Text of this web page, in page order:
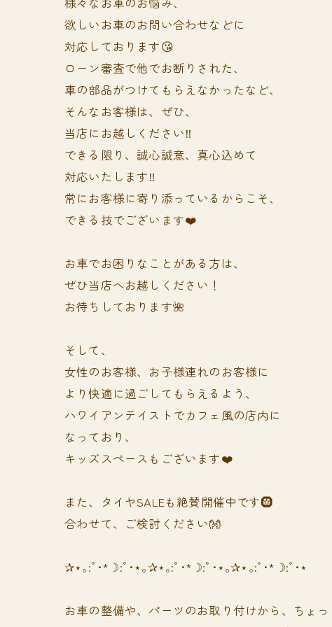
欲しいお車のお問い合わせなどに
対応しております😘
ローン審査で他でお断りされた、
車の部品がつけてもらえなかったなど、
そんなお客様は、ぜひ、
当店にお越しください‼️
できる限り、誠心誠意、真心込めて
対応いたします‼️
常にお客様に寄り添っているからこそ、
できる技でございます❤️
お車でお困りなことがある方は、
ぜひ当店へお越しください！
お待ちしております🌺
そして、
女性のお客様、お子様連れのお客様に
より快適に過ごしてもらえるよう、
ハワイアンテイストでカフェ風の店内に
なっており、
キッズスペースもございます❤️
また、タイヤSALEも絶賛開催中です🛞
合わせて、ご検討ください👐
✰⋆｡:ﾟ･*☽:ﾟ･⋆｡✰⋆｡:ﾟ･*☽:ﾟ･⋆｡✰⋆｡:ﾟ･*☽:ﾟ･⋆
お車の整備や、パーツのお取り付けから、ちょ